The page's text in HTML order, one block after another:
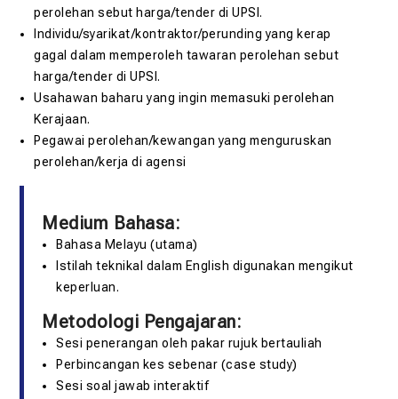
perolehan sebut harga/tender di UPSI.
Individu/syarikat/kontraktor/perunding yang kerap
gagal dalam memperoleh tawaran perolehan sebut
harga/tender di UPSI.
Usahawan baharu yang ingin memasuki perolehan
Kerajaan.
Pegawai perolehan/kewangan yang menguruskan
perolehan/kerja di agensi
Medium Bahasa:
Bahasa Melayu (utama)
Istilah teknikal dalam English digunakan mengikut
keperluan.
Metodologi Pengajaran:
Sesi penerangan oleh pakar rujuk bertauliah
Perbincangan kes sebenar (case study)
Sesi soal jawab interaktif